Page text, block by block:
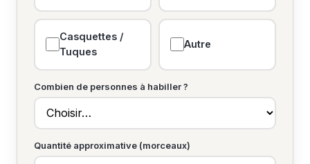
Casquettes /
Tuques
Autre
Combien de personnes à habiller ?
Quantité approximative (morceaux)